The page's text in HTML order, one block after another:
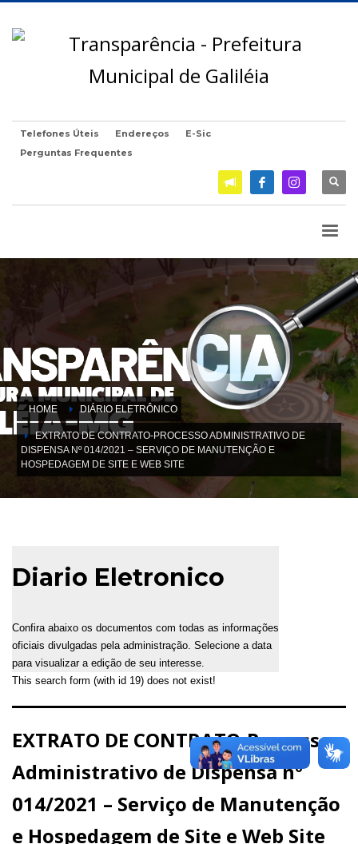
Telefones Úteis Endereços
E-Sic
Perguntas Frequentes
HOME DIÁRIO ELETRÔNICO
EXTRATO DE CONTRATO-PROCESSO ADMINISTRATIVO DE
DISPENSA Nº 014/2021 – SERVIÇO DE MANUTENÇÃO E
HOSPEDAGEM DE SITE E WEB SITE
Diario Eletronico
Confira abaixo os documentos com todas as informações
oficiais divulgadas pela administração. Selecione a data
para visualizar a edição de seu interesse.
This search form (with id 19) does not exist!
EXTRATO DE CONTRATO-Processo
Administrativo de Dispensa nº
014/2021 – Serviço de Manutenção
e Hospedagem de Site e Web Site